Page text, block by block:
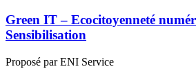
Green IT – Ecocitoyenneté
Sensibilisation
Proposé par ENI Service